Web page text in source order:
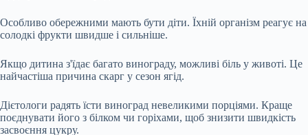
Особливо обережними мають бути діти. Їхній організм реагує на
солодкі фрукти швидше і сильніше.
Якщо дитина з'їдає багато винограду, можливі біль у животі. Це
найчастіша причина скарг у сезон ягід.
Дієтологи радять їсти виноград невеликими порціями. Краще
поєднувати його з білком чи горіхами, щоб знизити швидкість
засвоєння цукру.